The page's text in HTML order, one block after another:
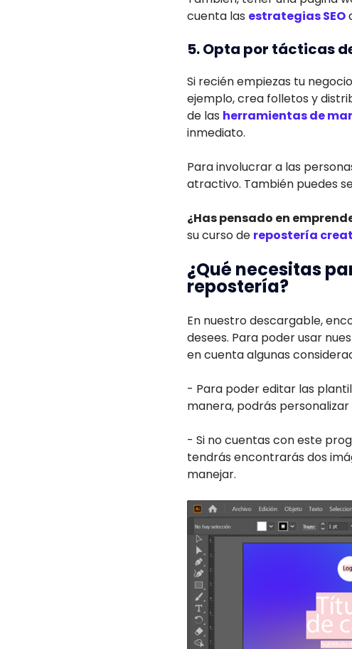
cuenta las estrategias SEO
5. Opta por tácticas
Si recién empiezas tu
ejemplo, crea folletos y
de las herramientas de
inmediato.
Para involucrar a las
atractivo. También puedes
¿Has pensado en
su curso de repostería
¿Qué necesitas
repostería?
En nuestro descargable,
desees. Para poder usar
en cuenta algunas
- Para poder editar las
manera, podrás
- Si no cuentas con este
tendrás encontrarás dos
manejar.